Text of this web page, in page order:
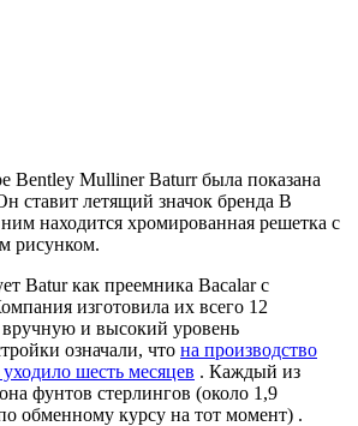
Bentley Mulliner Baturrбыла показана
ставит летящий значок бренда B
находится хромированная решетка с
рисунком.
Batur как преемника Bacalar с
изготовила их всего 12
и высокий уровень
означали, что на производство
шесть месяцев . Каждый из
фунтов стерлингов (около 1,9
обменному курсу на тот момент) .